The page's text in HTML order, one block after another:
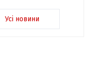
Усі новини